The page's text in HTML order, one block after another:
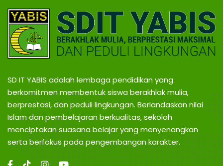
SD IT YABIS adalah lembaga pendidikan yang
berkomitmen membentuk siswa berakhlak mulia,
berprestasi, dan peduli lingkungan. Berlandaskan nilai
Islam dan pembelajaran berkualitas, sekolah
menciptakan suasana belajar yang menyenangkan
serta berfokus pada pengembangan karakter.